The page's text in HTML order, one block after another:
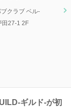
クラブ ベル-
田27-1 2F
ギルド‐が初